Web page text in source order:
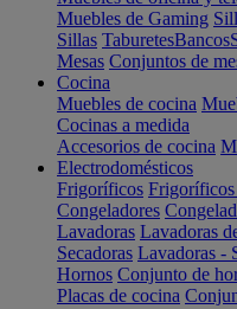
Muebles de Gaming
Sillas TaburetesBancos
Mesas Conjuntos de
Cocina
Muebles de cocina
Cocinas a medida
Accesorios de cocina
Electrodomésticos
Frigoríficos Frigoríficos
Congeladores
Lavadoras Lavadoras
Secadoras Lavadoras -
Hornos Conjunto de
Placas de cocina